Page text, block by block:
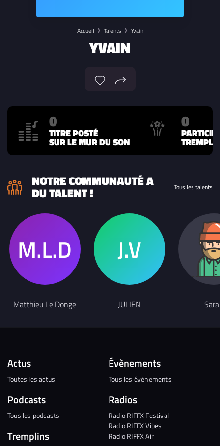
Accueil Talents Yvain
YVAIN
0
TITRE POSTÉ
SUR LE MUR DU SON
0
NOTRE COMMUNAUTÉ A
DU TALENT ! Tous les talents
Matthieu Le Donge JULIEN
Actus
Toutes les actus
Podcasts
Tous les podcasts
Tremplins
Évènements
Tous les évènements
Radios
Radio RIFFX Festival
Radio RIFFX Vibes
Radio RIFFX Air